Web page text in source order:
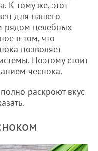
К тому же, этот
для нашего
рядом целебных
в том, что
позволяет
Поэтому стоит
чеснока.
раскроют вкус